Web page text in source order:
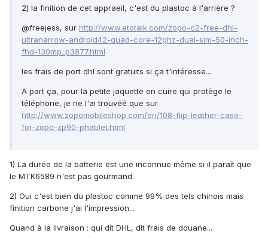
2) la finition de cet appraeil, c'est du plastoc à l'arrière ?
@freejess, sur http://www.etotalk.com/zopo-c2-free-dhl-
ultranarrow-android42-quad-core-12ghz-dual-sim-50-inch-
fhd-130mp_p3877.html
les frais de port dhl sont gratuits si ça t'intéresse...
A part ça, pour la petite jaquette en cuire qui protège le
téléphone, je ne l'ai trouvéé que sur
http://www.zopomobileshop.com/en/108-flip-leather-case-
for-zopo-zp90-phablet.html
1) La durée de la batterie est une inconnue même si il paraît que
le MTK6589 n'est pas gourmand.
2) Oui c'est bien du plastoc comme 99% des tels chinois mais
finition carbone j'ai l'impression...
Quand à la livraison : qui dit DHL, dit frais de douane...